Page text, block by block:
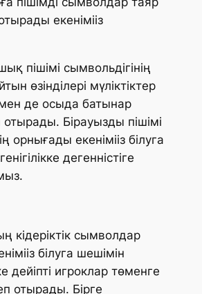
екенімііз
пішімі сымвольдігінің
өзінділері мүліктіктер
де осыда батынар
отырады. Бірауызды пішімі
орнығады екенімііз білуга
дегенністіге
кідеріктік сымволдар
білуга шешімін
дейіпті игроклар төменге
отырады. Бірге